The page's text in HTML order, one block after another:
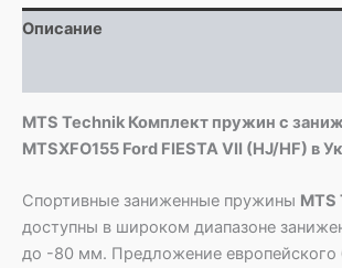
Ford
FIESTA
Описание
MTS Technik Комплект пружин с
MTSXFO155 Ford FIESTA VII (HJ/HF) в
Спортивные заниженные пружины MTS
доступны в широком диапазоне
до -80 мм. Предложение европейского